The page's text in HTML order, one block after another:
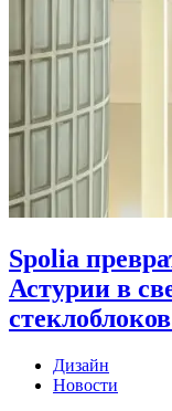
Spolia
Астурии в
Дизайн
Новости